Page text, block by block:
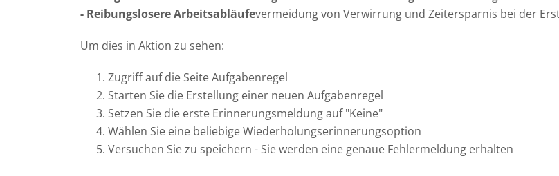
- Reibungslosere Arbeitsabläufevermeidung von Verwirrung und Zeitersparnis bei der
Um dies in Aktion zu sehen:
Zugriff auf die Seite Aufgabenregel
Starten Sie die Erstellung einer neuen Aufgabenregel
Setzen Sie die erste Erinnerungsmeldung auf "Keine"
Wählen Sie eine beliebige Wiederholungserinnerungsoption
Versuchen Sie zu speichern - Sie werden eine genaue Fehlermeldung erhalten